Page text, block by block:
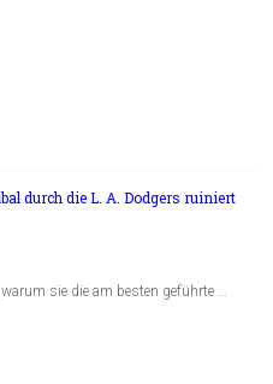
durch die L. A. Dodgers ruiniert
sie die am besten geführte …